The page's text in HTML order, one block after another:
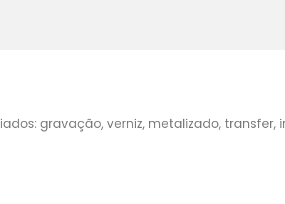
gravação, verniz, metalizado, transfer,